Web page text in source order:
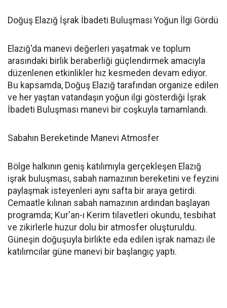
Doğuş Elazığ İşrak İbadeti Buluşması Yoğun İlgi Gördü
Elazığ'da manevi değerleri yaşatmak ve toplum
arasındaki birlik beraberliği güçlendirmek amacıyla
düzenlenen etkinlikler hız kesmeden devam ediyor.
Bu kapsamda, Doğuş Elazığ tarafından organize edilen
ve her yaştan vatandaşın yoğun ilgi gösterdiği İşrak
İbadeti Buluşması manevi bir coşkuyla tamamlandı.
Sabahın Bereketinde Manevi Atmosfer
Bölge halkının geniş katılımıyla gerçekleşen Elazığ
işrak buluşması, sabah namazının bereketini ve feyzini
paylaşmak isteyenleri aynı safta bir araya getirdi.
Cemaatle kılınan sabah namazının ardından başlayan
programda; Kur'an-ı Kerim tilavetleri okundu, tesbihat
ve zikirlerle huzur dolu bir atmosfer oluşturuldu.
Güneşin doğuşuyla birlikte eda edilen işrak namazı ile
katılımcılar güne manevi bir başlangıç yaptı.